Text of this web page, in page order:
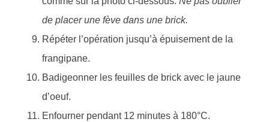
de placer une fève dans une brick.
Répéter l’opération jusqu’à épuisement de la
frangipane.
Badigeonner les feuilles de brick avec le jaune
d’oeuf.
Enfourner pendant 12 minutes à 180°C.